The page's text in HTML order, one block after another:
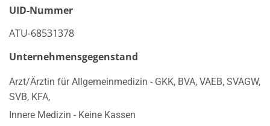
UID-Nummer
ATU-68531378
Unternehmensgegenstand
Arzt/Ärztin für Allgemeinmedizin - GKK, BVA, VAEB, SVAGW,
SVB, KFA,
Innere Medizin - Keine Kassen